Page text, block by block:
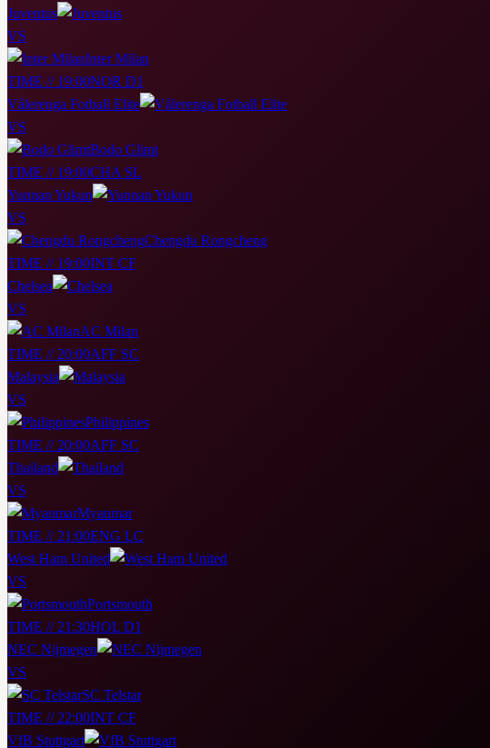
Juventus
VS
Inter Milan
TIME // 19:00NOR D1
Vålerenga Fotball Elite
VS
Bodo Glimt
TIME // 19:00CHA SL
Yunnan Yukun
VS
Chengdu Rongcheng
TIME // 19:00INT CF
Chelsea
VS
AC Milan
TIME // 20:00AFF SC
Malaysia
VS
Philippines
TIME // 20:00AFF SC
Thailand
VS
Myanmar
TIME // 21:00ENG LC
West Ham United
VS
Portsmouth
TIME // 21:30HOL D1
NEC Nijmegen
VS
SC Telstar
TIME // 22:00INT CF
VfB Stuttgart